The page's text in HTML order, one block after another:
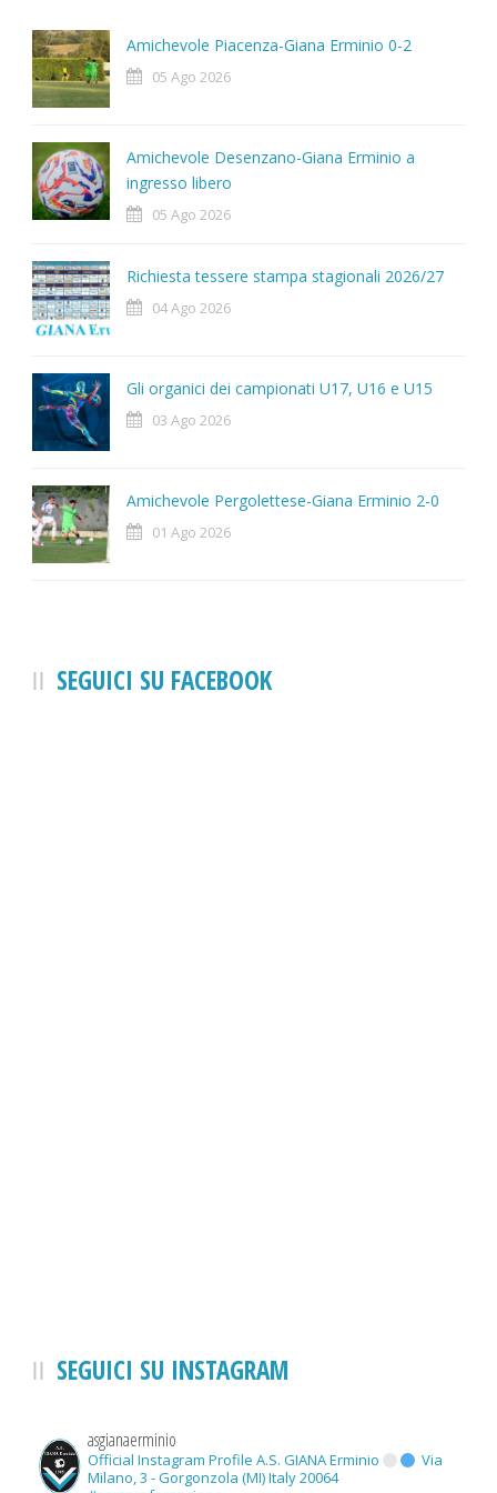
Amichevole Piacenza-Giana Erminio 0-2
05 Ago 2026
Amichevole Desenzano-Giana Erminio a
ingresso libero
05 Ago 2026
Richiesta tessere stampa stagionali 2026/27
04 Ago 2026
Gli organici dei campionati U17, U16 e U15
03 Ago 2026
Amichevole Pergolettese-Giana Erminio 2-0
01 Ago 2026
SEGUICI SU FACEBOOK
SEGUICI SU INSTAGRAM
asgianaerminio
Official Instagram Profile A.S. GIANA Erminio
Via
Milano, 3 - Gorgonzola (MI) Italy 20064